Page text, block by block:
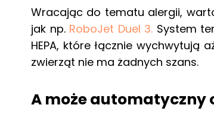
Wracając do tematu alergii,
jak np. RoboJet Duel 3. System
HEPA, które łącznie wychwytują
zwierząt nie ma żadnych szans.
A może automatyczny